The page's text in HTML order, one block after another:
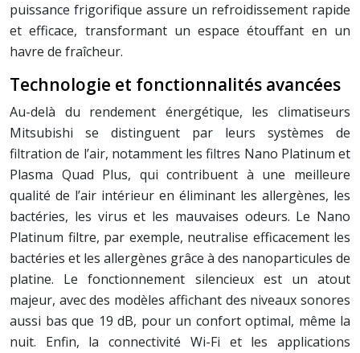
puissance frigorifique assure un refroidissement rapide
et efficace, transformant un espace étouffant en un
havre de fraîcheur.
Technologie et fonctionnalités avancées
Au-delà du rendement énergétique, les climatiseurs
Mitsubishi se distinguent par leurs systèmes de
filtration de l’air, notamment les filtres Nano Platinum et
Plasma Quad Plus, qui contribuent à une meilleure
qualité de l’air intérieur en éliminant les allergènes, les
bactéries, les virus et les mauvaises odeurs. Le Nano
Platinum filtre, par exemple, neutralise efficacement les
bactéries et les allergènes grâce à des nanoparticules de
platine. Le fonctionnement silencieux est un atout
majeur, avec des modèles affichant des niveaux sonores
aussi bas que 19 dB, pour un confort optimal, même la
nuit. Enfin, la connectivité Wi-Fi et les applications